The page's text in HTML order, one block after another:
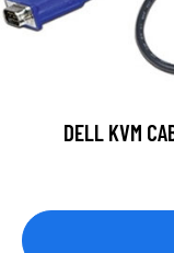
DELL KVM